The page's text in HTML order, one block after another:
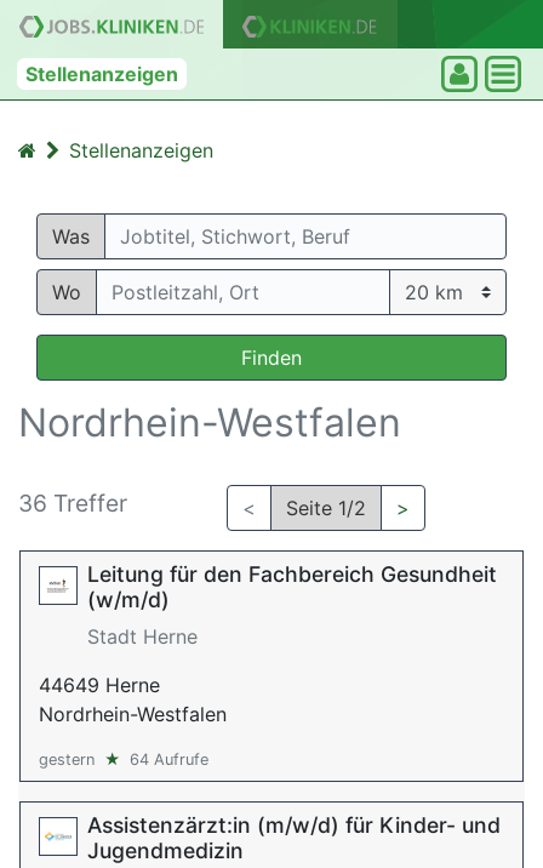
Stellenanzeigen
Stellenanzeigen
Was
Wo
Finden
Nordrhein-Westfalen
36 Treffer < Seite 1/2 >
Leitung für den Fachbereich Gesundheit
(w/m/d)
Stadt Herne
44649 Herne
Nordrhein-Westfalen
gestern ★ 64 Aufrufe
Assistenzärzt:in (m/w/d) für Kinder- und
Jugendmedizin